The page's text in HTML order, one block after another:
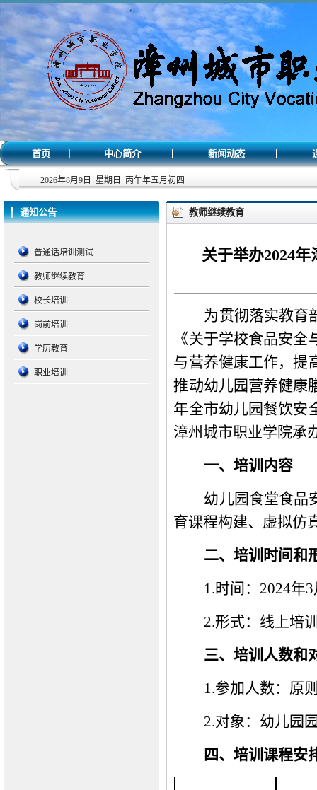
首页 | 中心简介 | 新闻动态 |
2026年8月9日 星期日 丙午年五月初四
通知公告
普通话培训测试
教师继续教育
校长培训
岗前培训
学历教育
职业培训
教师继续教育
关于举办2024
为贯彻落实教育
《关于学校食品安
与营养健康工作，提
推动幼儿园营养健康
年全市幼儿园餐饮安
漳州城市职业学院承
一、培训内容
幼儿园食堂食品
育课程构建、虚拟仿
二、培训时间和
1.时间：2024年
2.形式：线上培
三、培训人数和
1.参加人数：原
2.对象：幼儿园
四、培训课程安